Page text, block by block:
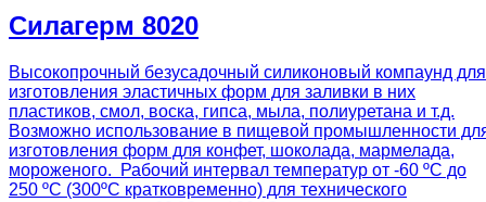
Силагерм 8020
Высокопрочный безусадочный силиконовый компаунд для
изготовления эластичных форм для заливки в них
пластиков, смол, воска, гипса, мыла, полиуретана и т.д.
Возможно использование в пищевой промышленности
изготовления форм для конфет, шоколада, мармелада,
мороженого. Рабочий интервал температур от -60 ºС до
250 ºС (300ºС кратковременно) для технического